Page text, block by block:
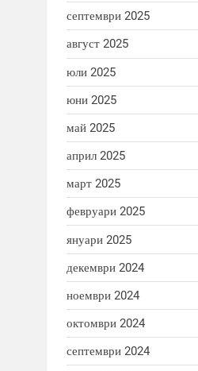
септември 2025
август 2025
юли 2025
юни 2025
май 2025
април 2025
март 2025
февруари 2025
януари 2025
декември 2024
ноември 2024
октомври 2024
септември 2024